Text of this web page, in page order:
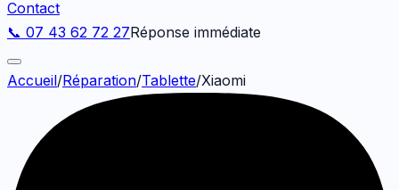
Contact
📞 07 43 62 72 27Réponse immédiate
Accueil/Réparation/Tablette/Xiaomi